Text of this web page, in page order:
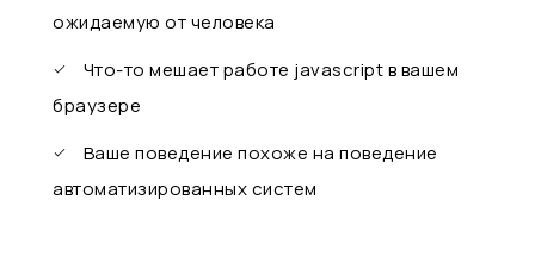
ожидаемую от человека
Что-то мешает работе javascript в вашем
браузере
Ваше поведение похоже на поведение
автоматизированных систем